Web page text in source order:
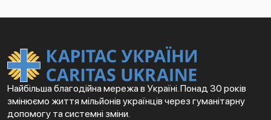
Найбільша благодійна мережа в Україні. Понад 30 років
змінюємо життя мільйонів українців через гуманітарну
допомогу та системні зміни.